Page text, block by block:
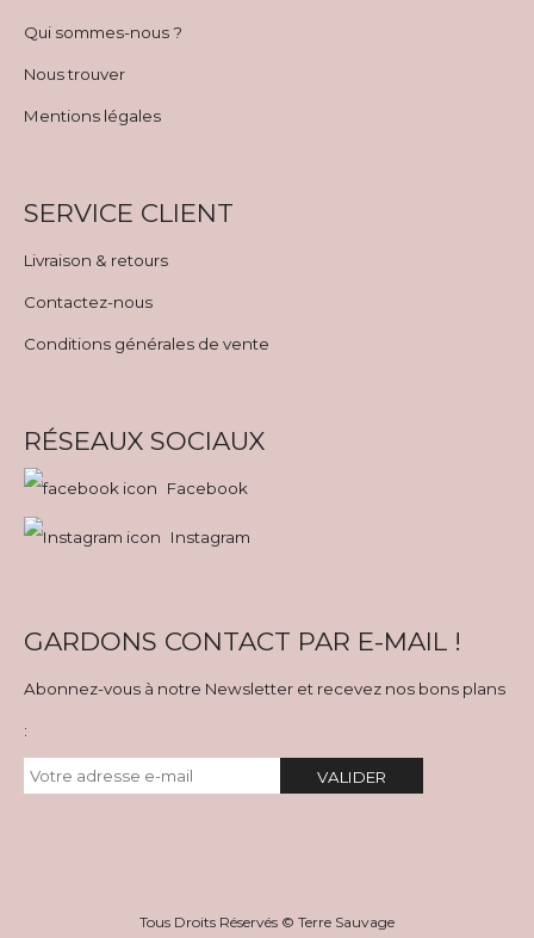
Qui sommes-nous ?
Nous trouver
Mentions légales
SERVICE CLIENT
Livraison & retours
Contactez-nous
Conditions générales de vente
RÉSEAUX SOCIAUX
Facebook
Instagram
GARDONS CONTACT PAR E-MAIL !
Abonnez-vous à notre Newsletter et recevez nos bons plans
:
VALIDER
Tous Droits Réservés © Terre Sauvage